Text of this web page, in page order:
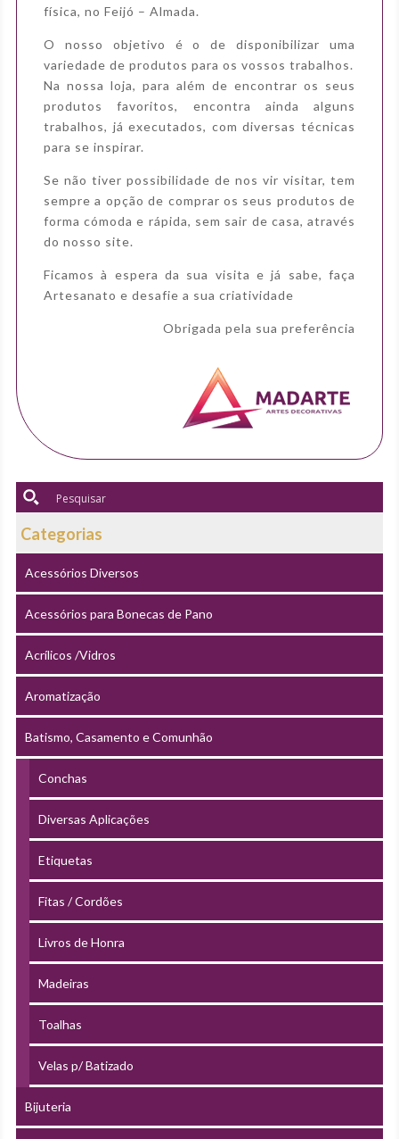
física, no Feijó – Almada.
O nosso objetivo é o de disponibilizar uma
variedade de produtos para os vossos trabalhos.
Na nossa loja, para além de encontrar os seus
produtos favoritos, encontra ainda alguns
trabalhos, já executados, com diversas técnicas
para se inspirar.
Se não tiver possibilidade de nos vir visitar, tem
sempre a opção de comprar os seus produtos de
forma cómoda e rápida, sem sair de casa, através
do nosso site.
Ficamos à espera da sua visita e já sabe, faça
Artesanato e desafie a sua criatividade
Obrigada pela sua preferência
Categorias
Acessórios Diversos
Acessórios para Bonecas de Pano
Acrílicos /Vidros
Aromatização
Batismo, Casamento e Comunhão
Conchas
Diversas Aplicações
Etiquetas
Fitas / Cordões
Livros de Honra
Madeiras
Toalhas
Velas p/ Batizado
Bijuteria